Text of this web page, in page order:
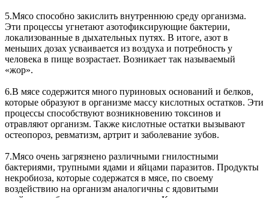
5.Мясо способно закислить внутреннюю среду организма.
Эти процессы угнетают азотофиксирующие бактерии,
локализованные в дыхательных путях. В итоге, азот в
меньших дозах усваивается из воздуха и потребность у
человека в пище возрастает. Возникает так называемый
«жор».
6.В мясе содержится много пуриновых оснований и белков,
которые образуют в организме массу кислотных остатков. Эти
процессы способствуют возникновению токсинов и
отравляют организм. Также кислотные остатки вызывают
остеопороз, ревматизм, артрит и заболевание зубов.
7.Мясо очень загрязнено различными гнилостными
бактериями, трупными ядами и яйцами паразитов. Продукты
некробиоза, которые содержатся в мясе, по своему
воздействию на организм аналогичны с ядовитыми